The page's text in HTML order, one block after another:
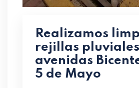
Realizamos
rejillas
avenidas
5 de Mayo